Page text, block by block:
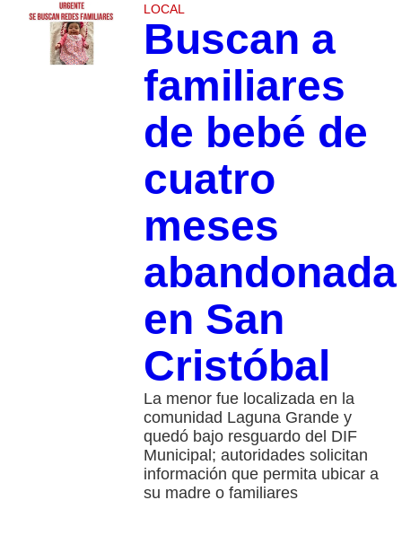
LOCAL
Buscan a
familiares
de bebé de
cuatro
meses
abandonada
en San
Cristóbal
La menor fue localizada en la
comunidad Laguna Grande y
quedó bajo resguardo del DIF
Municipal; autoridades solicitan
información que permita ubicar a
su madre o familiares